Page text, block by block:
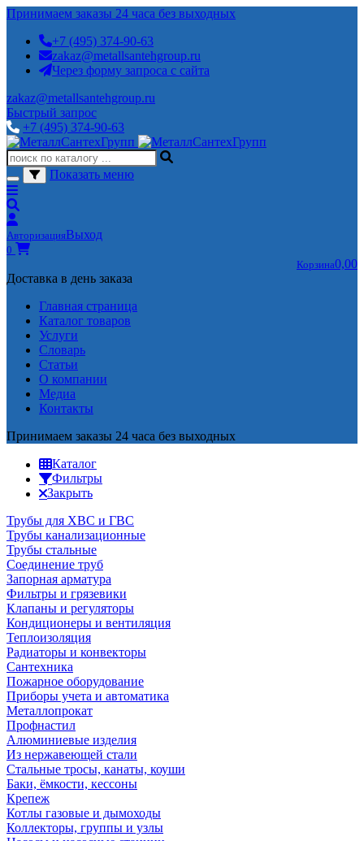
Принимаем заказы 24 часа без выходных
+7 (495) 374-90-63
zakaz@metallsantehgroup.ru
Через форму запроса с сайта
zakaz@metallsantehgroup.ru
Быстрый запрос
+7 (495) 374-90-63
Показать меню
АвторизацияВыход
0
Корзина0,00
Доставка в день заказа
Главная страница
Каталог товаров
Услуги
Словарь
Статьи
О компании
Медиа
Контакты
Принимаем заказы 24 часа без выходных
Каталог
Фильтры
Закрыть
Трубы для ХВС и ГВС
Трубы канализационные
Трубы стальные
Соединение труб
Запорная арматура
Фильтры и грязевики
Клапаны и регуляторы
Кондиционеры и вентиляция
Теплоизоляция
Радиаторы и конвекторы
Сантехника
Пожарное оборудование
Приборы учета и автоматика
Металлопрокат
Профнастил
Алюминиевые изделия
Из нержавеющей стали
Стальные тросы, канаты, коуши
Баки, ёмкости, кессоны
Крепеж
Котлы газовые и дымоходы
Коллекторы, группы и узлы